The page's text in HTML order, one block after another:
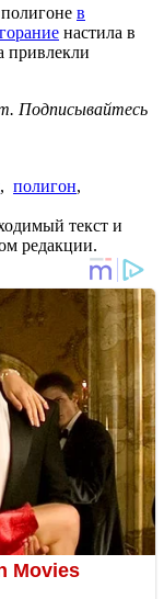
в
настила в
привлекли
Подписывайтесь
, полигон,
текст и
редакции.